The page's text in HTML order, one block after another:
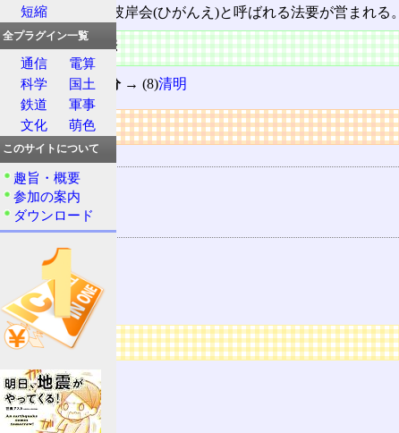
日本仏教では、彼岸会(ひがんえ)と呼ばれる法要が営まれる。
前後の節季
(6)啓蟄 → (7)春分→ (8)清明
リンク
用語の所属
二十四節気
如月
関連する用語
春分点
秋分
広告
短縮
全プラグイン一覧
通信
電算
科学
国土
鉄道
軍事
文化
萌色
このサイトについて
趣旨・概要
参加の案内
ダウンロード